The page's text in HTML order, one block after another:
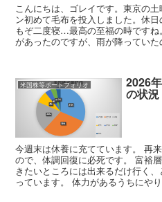
こんにちは、ゴレイです。東京の
ン初めて毛布を投入しました。休
もぞ二度寝…最高の至福の時です
があったのですが、雨が降ってい
米国株等ポートフォリオ 2026
の状
今週末は休養に充てています。 再
ので、体調回復に必死です。 富裕
きたいところには出来るだけ行く
っています。 体力があるうちにや